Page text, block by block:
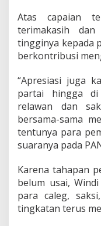
Atas capaian
terimakasih
tingginya kepada
berkontribusi
“Apresiasi juga
partai hingga
relawan dan
bersama-sama
tentunya para
suaranya pada
Karena tahapan
belum usai,
para caleg,
tingkatan terus